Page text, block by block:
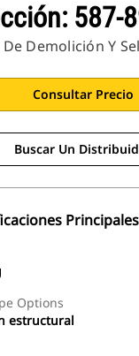
587-
Demolición Y
Consultar Precio
Buscar Un
Principales
Options
estructural